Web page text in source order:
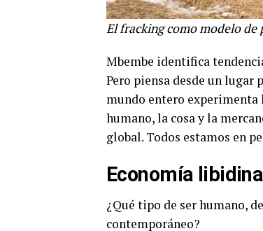
El fracking como modelo
Mbembe identifica
Pero piensa desde un lugar
mundo entero experimenta
humano, la cosa y la
global. Todos estamos en
Economía
¿Qué tipo de ser humano,
contemporáneo?